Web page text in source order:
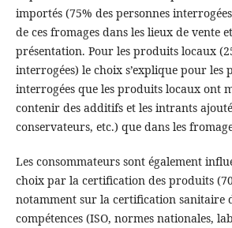
importés (75% des personnes
de ces fromages dans les lieux de vente
présentation. Pour les produits locaux
interrogées) le choix s’explique pour les
interrogées que les produits locaux ont
contenir des additifs et les intrants
conservateurs, etc.) que dans les
Les consommateurs sont également
choix par la certification des produits
notamment sur la certification sanitaire
compétences (ISO, normes nationales,